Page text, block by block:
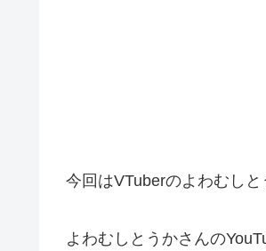
今回はVTuberのよわむし
よわむしとうかさんの